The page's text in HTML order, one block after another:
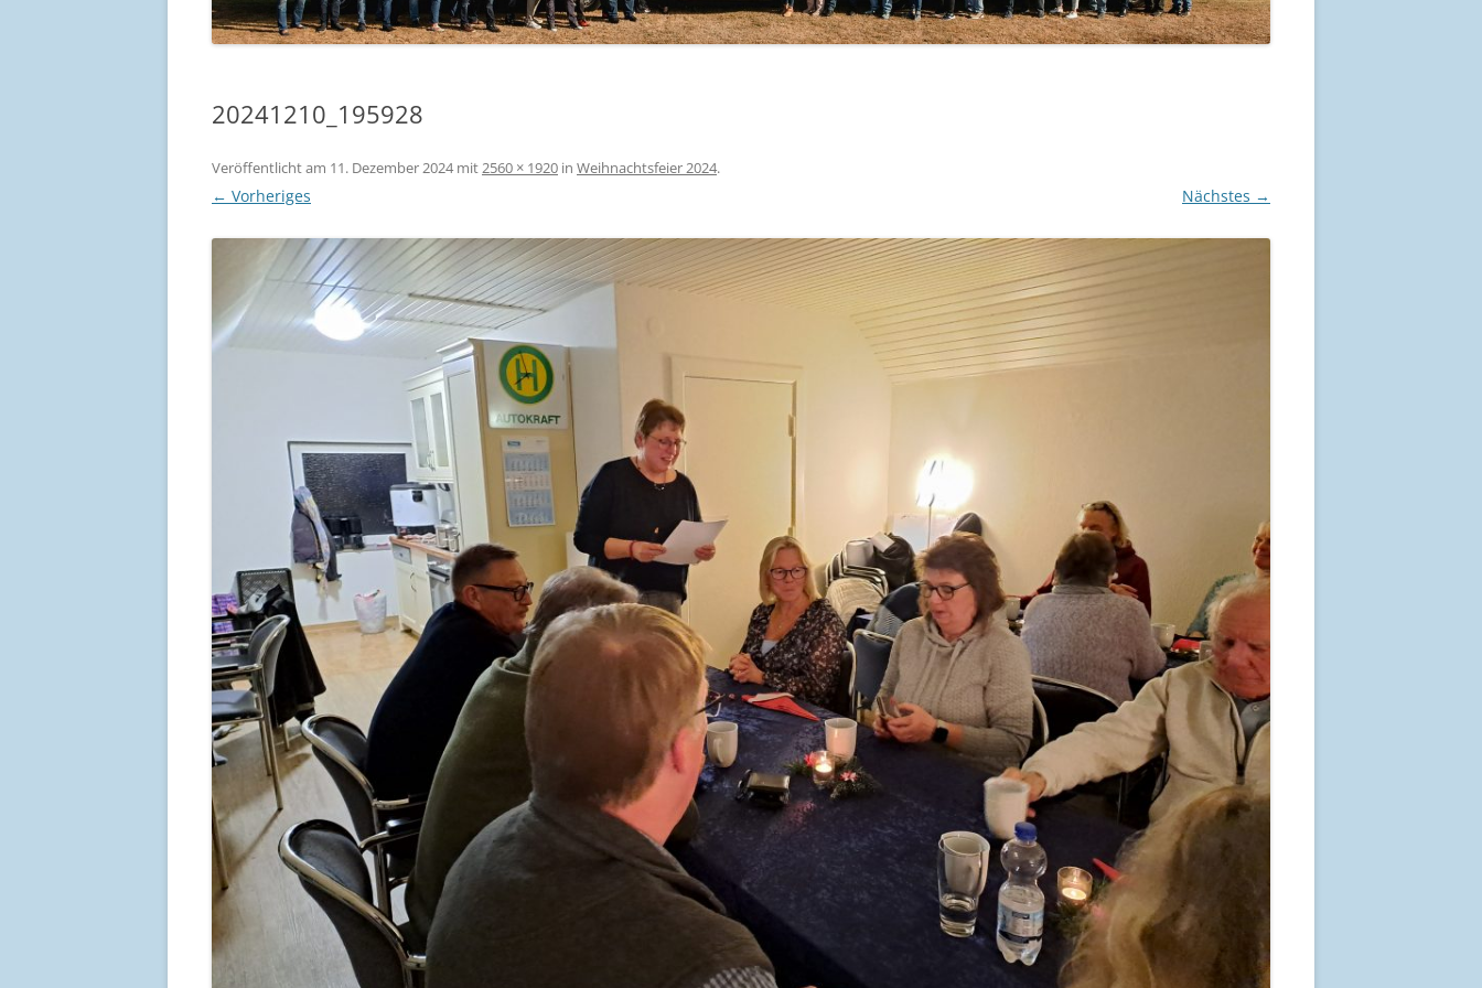
20241210_195928
Veröffentlicht am 11. Dezember 2024mit2560 × 1920 in Weihnachtsfeier 2024.
← Vorheriges Nächstes →